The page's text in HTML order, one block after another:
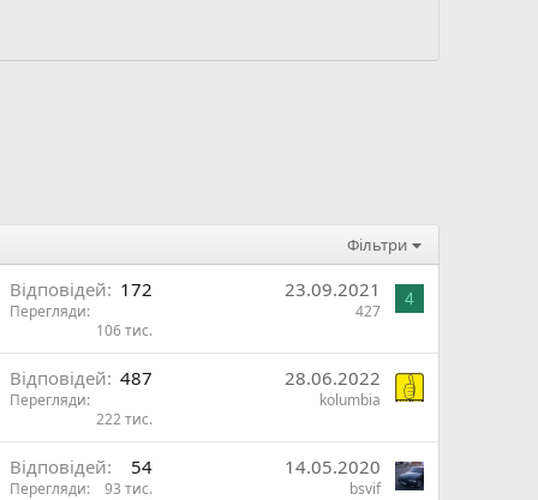
Фільтри
Відповідей 172
Перегляди
106 тис.
23.09.2021
427
4
Відповідей 487
Перегляди
222 тис.
28.06.2022
kolumbia
Відповідей 54
Перегляди 93 тис.
14.05.2020
bsvif